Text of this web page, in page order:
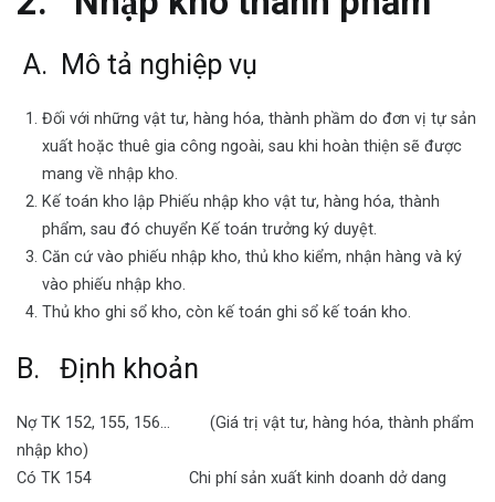
A. Mô tả nghiệp vụ
Đối với những vật tư, hàng hóa, thành phầm do đơn vị tự sản
xuất hoặc thuê gia công ngoài, sau khi hoàn thiện sẽ được
mang về nhập kho.
Kế toán kho lập Phiếu nhập kho vật tư, hàng hóa, thành
phẩm, sau đó chuyển Kế toán trưởng ký duyệt.
Căn cứ vào phiếu nhập kho, thủ kho kiểm, nhận hàng và ký
vào phiếu nhập kho.
Thủ kho ghi sổ kho, còn kế toán ghi sổ kế toán kho.
B. Định khoản
Nợ TK 152, 155, 156… (Giá trị vật tư, hàng hóa, thành phẩm
nhập kho)
Có TK 154 Chi phí sản xuất kinh doanh dở dang